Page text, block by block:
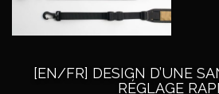
[EN/FR] DESIGN D’UNE
RÉGLAGE